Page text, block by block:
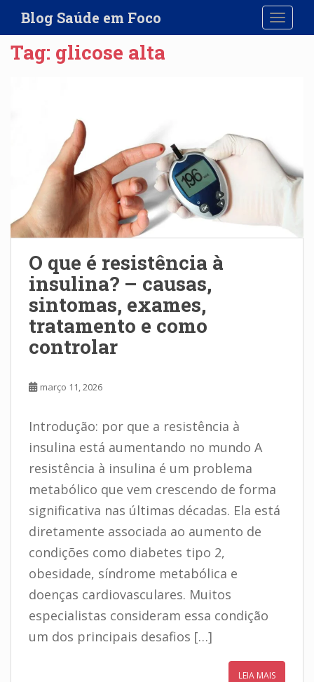
i
Blog Saúde em Foco
Tag: glicose alta
O que é resistência à
insulina? – causas,
sintomas, exames,
tratamento e como
controlar
março 11, 2026
Introdução: por que a resistência à
insulina está aumentando no mundo A
resistência à insulina é um problema
metabólico que vem crescendo de forma
significativa nas últimas décadas. Ela está
diretamente associada ao aumento de
condições como diabetes tipo 2,
obesidade, síndrome metabólica e
doenças cardiovasculares. Muitos
especialistas consideram essa condição
um dos principais desafios […]
LEIA MAIS